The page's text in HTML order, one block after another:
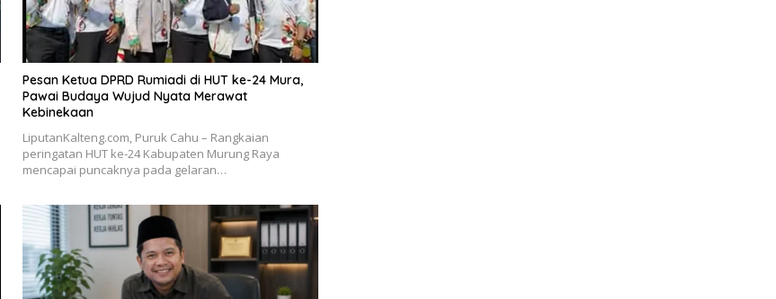
Pesan Ketua DPRD Rumiadi di HUT ke-24 Mura,
Pawai Budaya Wujud Nyata Merawat
Kebinekaan
LiputanKalteng.com, Puruk Cahu – Rangkaian
peringatan HUT ke-24 Kabupaten Murung Raya
mencapai puncaknya pada gelaran…